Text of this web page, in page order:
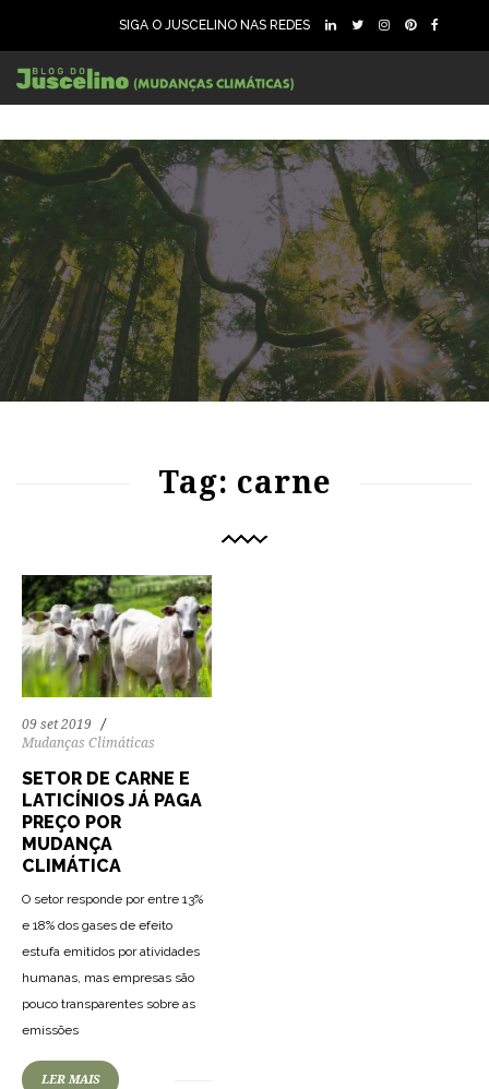
SIGA O JUSCELINO NAS REDES
Tag: carne
09 set 2019
Mudanças Climáticas
SETOR DE CARNE E
LATICÍNIOS JÁ PAGA
PREÇO POR
MUDANÇA
CLIMÁTICA
O setor responde por entre 13%
e 18% dos gases de efeito
estufa emitidos por atividades
humanas, mas empresas são
pouco transparentes sobre as
emissões
LER MAIS